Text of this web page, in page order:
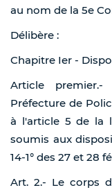
au nom de la 5e
Délibère :
Chapitre Ier -
Article
Préfecture de
à l'article 5 de la
soumis aux
14-1° des 27 et 28
Art. 2.- Le corps